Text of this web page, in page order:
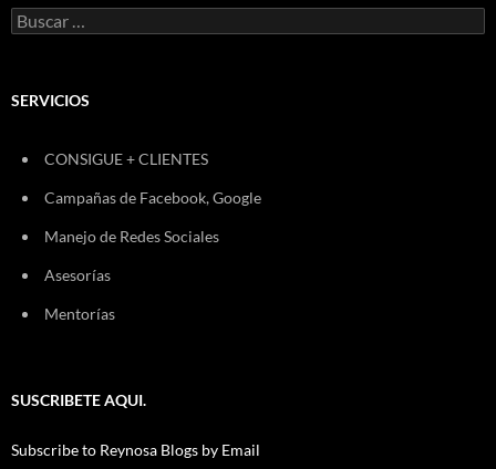
Buscar:
SERVICIOS
CONSIGUE + CLIENTES
Campañas de Facebook, Google
Manejo de Redes Sociales
Asesorías
Mentorías
SUSCRIBETE AQUI.
Subscribe to Reynosa Blogs by Email